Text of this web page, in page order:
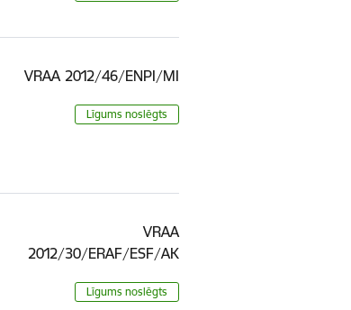
VRAA 2012/46/ENPI/MI
Līgums noslēgts
VRAA
2012/30/ERAF/ESF/AK
Līgums noslēgts